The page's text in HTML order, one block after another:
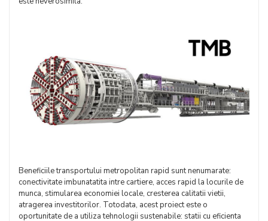
Beneficiile transportului metropolitan rapid sunt nenumarate:
conectivitate imbunatatita intre cartiere, acces rapid la locurile de
munca, stimularea economiei locale, cresterea calitatii vietii,
atragerea investitorilor. Totodata, acest proiect este o
oportunitate de a utiliza tehnologii sustenabile: statii cu eficienta